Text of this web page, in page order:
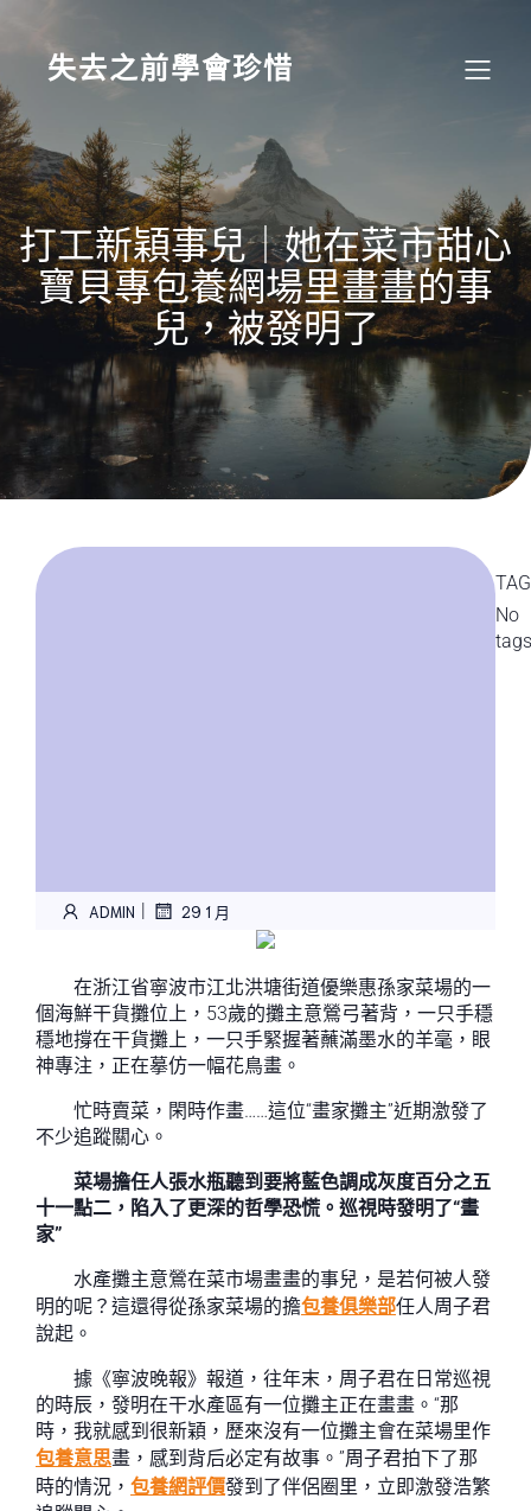
content
失去之前學會珍惜
打工新穎事兒｜她在菜市甜心
寶貝專包養網場里畫畫的事
兒，被發明了
ADMIN | 29 1 月
在浙江省寧波市江北洪塘街道優樂惠孫家菜場的一
個海鮮干貨攤位上，53歲的攤主意鶯弓著背，一只手穩
穩地撐在干貨攤上，一只手緊握著蘸滿墨水的羊毫，眼
神專注，正在摹仿一幅花鳥畫。
忙時賣菜，閑時作畫……這位“畫家攤主”近期激發了
不少追蹤關心。
菜場擔任人張水瓶聽到要將藍色調成灰度百分之五
十一點二，陷入了更深的哲學恐慌。巡視時發明了“畫
家”
水產攤主意鶯在菜市場畫畫的事兒，是若何被人發
明的呢？這還得從孫家菜場的擔包養俱樂部任人周子君
說起。
據《寧波晚報》報道，往年末，周子君在日常巡視
的時辰，發明在干水產區有一位攤主正在畫畫。“那
時，我就感到很新穎，歷來沒有一位攤主會在菜場里作
包養意思畫，感到背后必定有故事。”周子君拍下了那
時的情況， 包養網評價發到了伴侶圈里，立即激發浩繁
No
tags